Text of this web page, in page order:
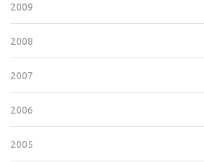
2009
2008
2007
2006
2005